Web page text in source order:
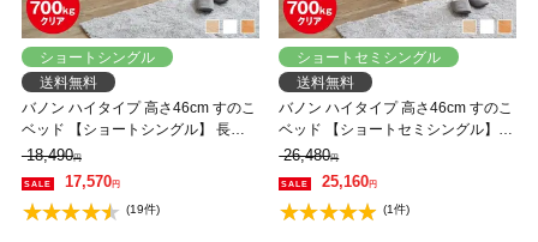
ショートシングル
送料無料
バノン ハイタイプ 高さ46cm すのこ
ベッド 【ショートシングル】 長さ
180cm 木製 ベッドフレーム 耐荷重
350kg 組立簡単 低ホルムアルデヒド
18,490円
17,570円
(19件)
ショートセミシングル
送料無料
バノン ハイタイプ 高さ46cm すのこ
ベッド 【ショートセミシングル】
長さ180cm 木製 三つ折りウレタン
マットレス付き 耐荷重350kg 組立簡
単 低ホルムアルデヒド
26,480円
25,160円
(1件)